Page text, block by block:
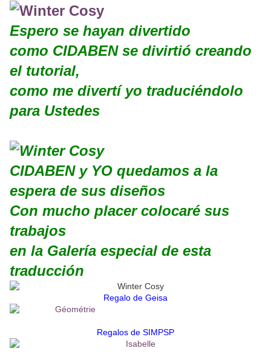
Espero se hayan divertido
como CIDABEN se divirtió creando
el tutorial,
como me divertí yo traduciéndolo
para Ustedes
CIDABENy YO quedamos a la
espera de sus diseños
Con mucho placer colocaré sus
trabajos
en la Galería especial de esta
traducción
Regalo de Geisa
Regalos de SIMPSP